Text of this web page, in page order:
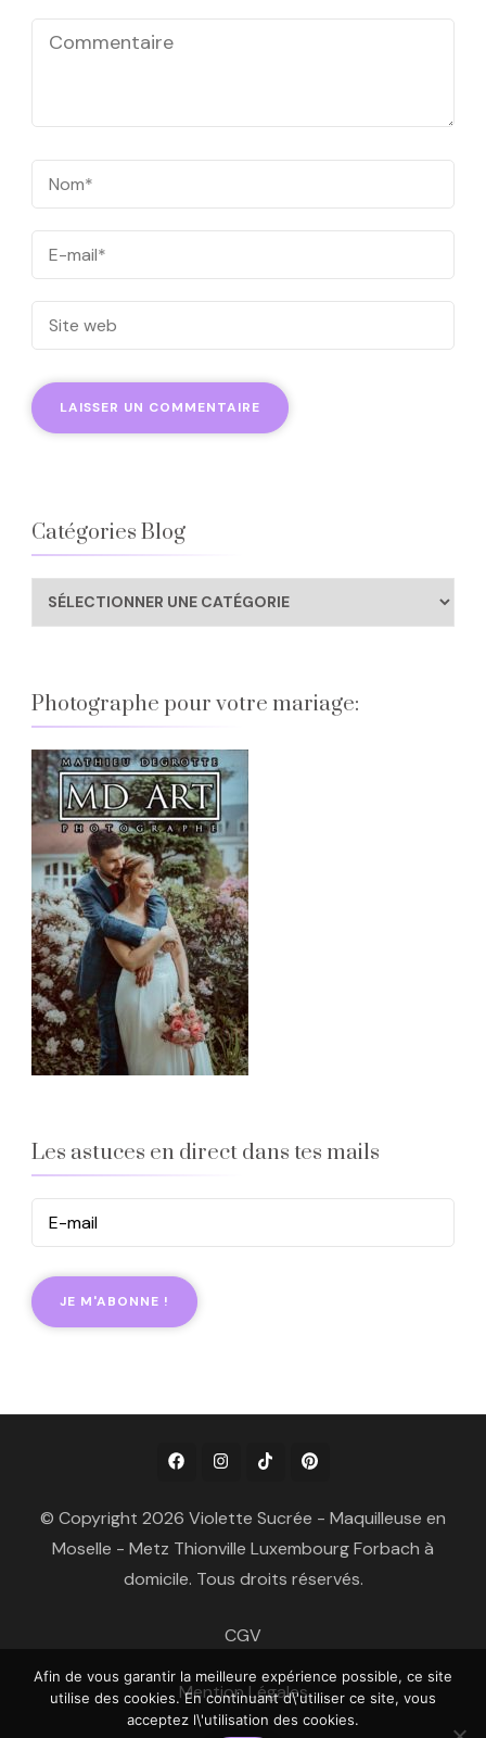
Catégories Blog
Catégories
Blog
Photographe pour votre mariage:
Les astuces en direct dans tes mails
© Copyright 2026 Violette Sucrée - Maquilleuse en
Moselle - Metz Thionville Luxembourg Forbach à
domicile. Tous droits réservés.
CGV
Mention Légales
Afin de vous garantir la meilleure expérience possible, ce site
utilise des cookies. En continuant d\'utiliser ce site, vous
acceptez l\'utilisation des cookies.